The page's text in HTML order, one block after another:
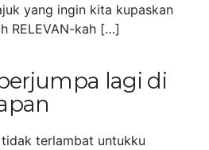
yang ingin kita kupaskan
RELEVAN-kah […]
lagi di
tidak terlambat untukku